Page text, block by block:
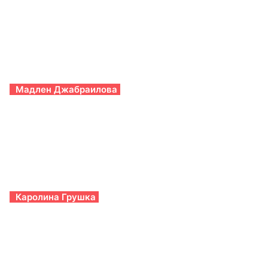
Мадлен Джабраилова
Каролина Грушка